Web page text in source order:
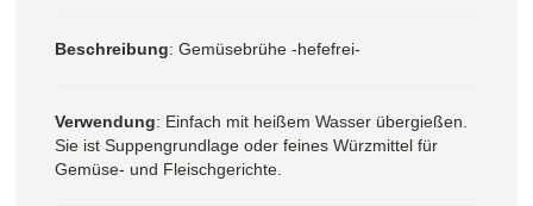
Beschreibung: Gemüsebrühe -hefefrei-
Verwendung: Einfach mit heißem Wasser übergießen.
Sie ist Suppengrundlage oder feines Würzmittel für
Gemüse- und Fleischgerichte.